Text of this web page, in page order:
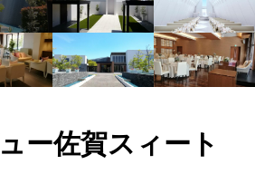
ー佐賀スィート